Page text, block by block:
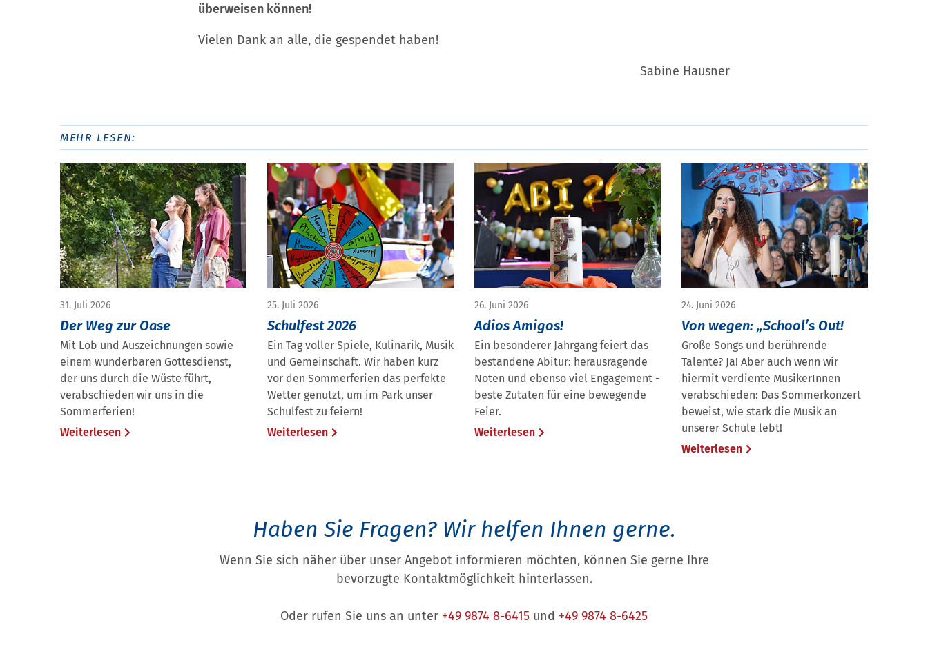
überweisen können!
Vielen Dank an alle, die gespendet haben!
Sabine Hausner
MEHR LESEN:
31. Juli 2026
Der Weg zur Oase
Mit Lob und Auszeichnungen sowie
einem wunderbaren Gottesdienst,
der uns durch die Wüste führt,
verabschieden wir uns in die
Sommerferien!
Weiterlesen
25. Juli 2026
Schulfest 2026
Ein Tag voller Spiele, Kulinarik, Musik
und Gemeinschaft. Wir haben kurz
vor den Sommerferien das perfekte
Wetter genutzt, um im Park unser
Schulfest zu feiern!
Weiterlesen
26. Juni 2026
Adios Amigos!
Ein besonderer Jahrgang feiert das
bestandene Abitur: herausragende
Noten und ebenso viel Engagement -
beste Zutaten für eine bewegende
Feier.
Weiterlesen
24. Juni 2026
Von wegen: „School’s Out!
Große Songs und berührende
Talente? Ja! Aber auch wenn wir
hiermit verdiente MusikerInnen
verabschieden: Das Sommerkonzert
beweist, wie stark die Musik an
unserer Schule lebt!
Weiterlesen
Haben Sie Fragen?Wir helfen Ihnen gerne.
Wenn Sie sich näher über unser Angebot informieren möchten, können Sie gerne Ihre
bevorzugte Kontaktmöglichkeit hinterlassen.
Oder rufen Sie uns an unter +49 9874 8-6415 und +49 9874 8-6425